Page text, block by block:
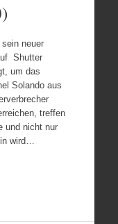
neuer
Shutter
um das
Solando aus
treffen
und nicht nur
wird…